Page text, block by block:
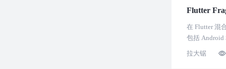
Flutter
在 Flutter 混
包括 Android
拉大锯